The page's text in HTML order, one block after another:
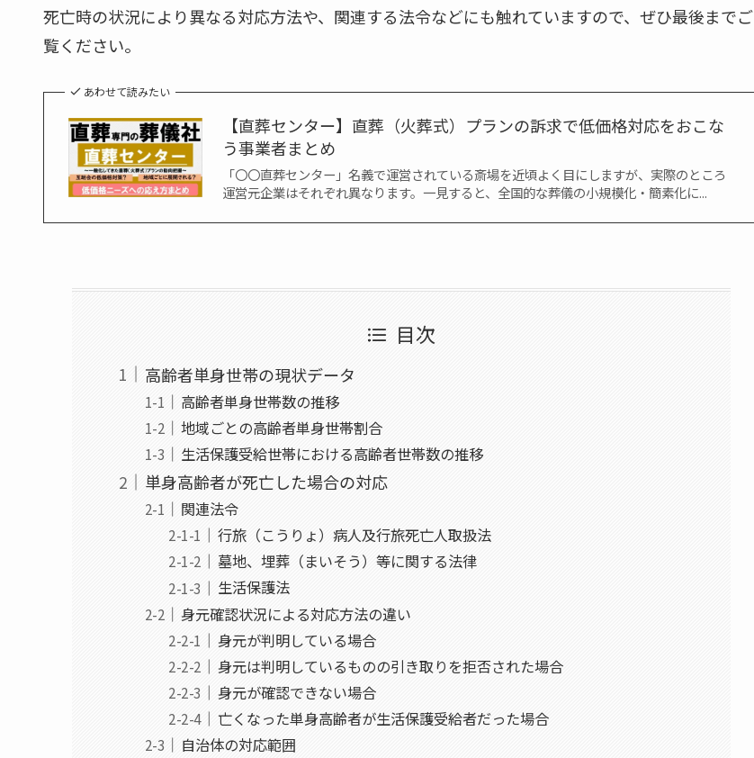
死亡時の状況により異なる対応方法や、関連する法令などにも触れていますので、ぜひ最後までご
覧ください。
あわせて読みたい
【直葬センター】直葬（火葬式）プランの訴求で低価格対応をおこな
う事業者まとめ
「〇〇直葬センター」名義で運営されている斎場を近頃よく目にしますが、実際のところ
運営元企業はそれぞれ異なります。一見すると、全国的な葬儀の小規模化・簡素化に...
目次
高齢者単身世帯の現状データ
高齢者単身世帯数の推移
地域ごとの高齢者単身世帯割合
生活保護受給世帯における高齢者世帯数の推移
単身高齢者が死亡した場合の対応
関連法令
行旅（こうりょ）病人及行旅死亡人取扱法
墓地、埋葬（まいそう）等に関する法律
生活保護法
身元確認状況による対応方法の違い
身元が判明している場合
身元は判明しているものの引き取りを拒否された場合
身元が確認できない場合
亡くなった単身高齢者が生活保護受給者だった場合
自治体の対応範囲